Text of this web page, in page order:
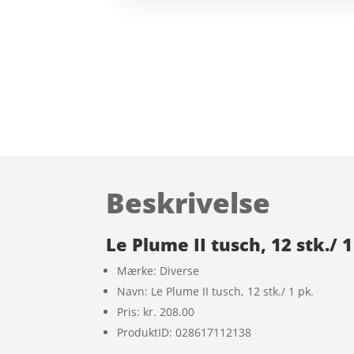
Beskrivelse
Le Plume II tusch, 12 stk./
Mærke: Diverse
Navn: Le Plume II tusch, 12 stk./ 1 pk.
Pris: kr. 208.00
ProduktID: 028617112138